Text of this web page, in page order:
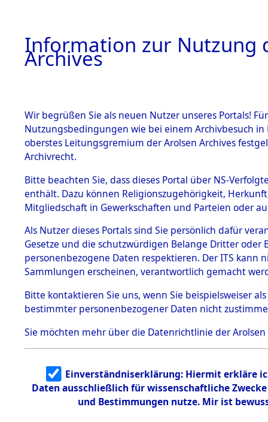
BESTÄNDE
1.
mente
5. Verschiedenes
5.3
Todesmärsche
5.3.1 Alliierte
Erhebungen
zu
Todesmärsch
en
5.3.2
Identifizierun
g
5.3.3
Todesmärsch
Dead -
Branch -
Information zur Nutzung
Archives
Wir begrüßen Sie als neuen Nutzer unseres Portals!
Nutzungsbedingungen wie bei einem Archivbesuch
oberstes Leitungsgremium der Arolsen Archives
Archivrecht.
Bitte beachten Sie, dass dieses Portal über NS-
enthält. Dazu können Religionszugehörigkeit,
Mitgliedschaft in Gewerkschaften und Parteien oder
Als Nutzer dieses Portals sind Sie persönlich dafür
Gesetze und die schutzwürdigen Belange Dritter
personenbezogene Daten respektieren. Der ITS
Sammlungen erscheinen, verantwortlich gemacht
Bitte kontaktieren Sie uns, wenn Sie beispielsweiser
bestimmter personenbezogener Daten nicht
Sie möchten mehr über die Datenrichtlinie der Arolsen
Einverständniserklärung: Hiermit erkläre
Daten ausschließlich für wissenschaftliche
und Bestimmungen nutze. Mir ist